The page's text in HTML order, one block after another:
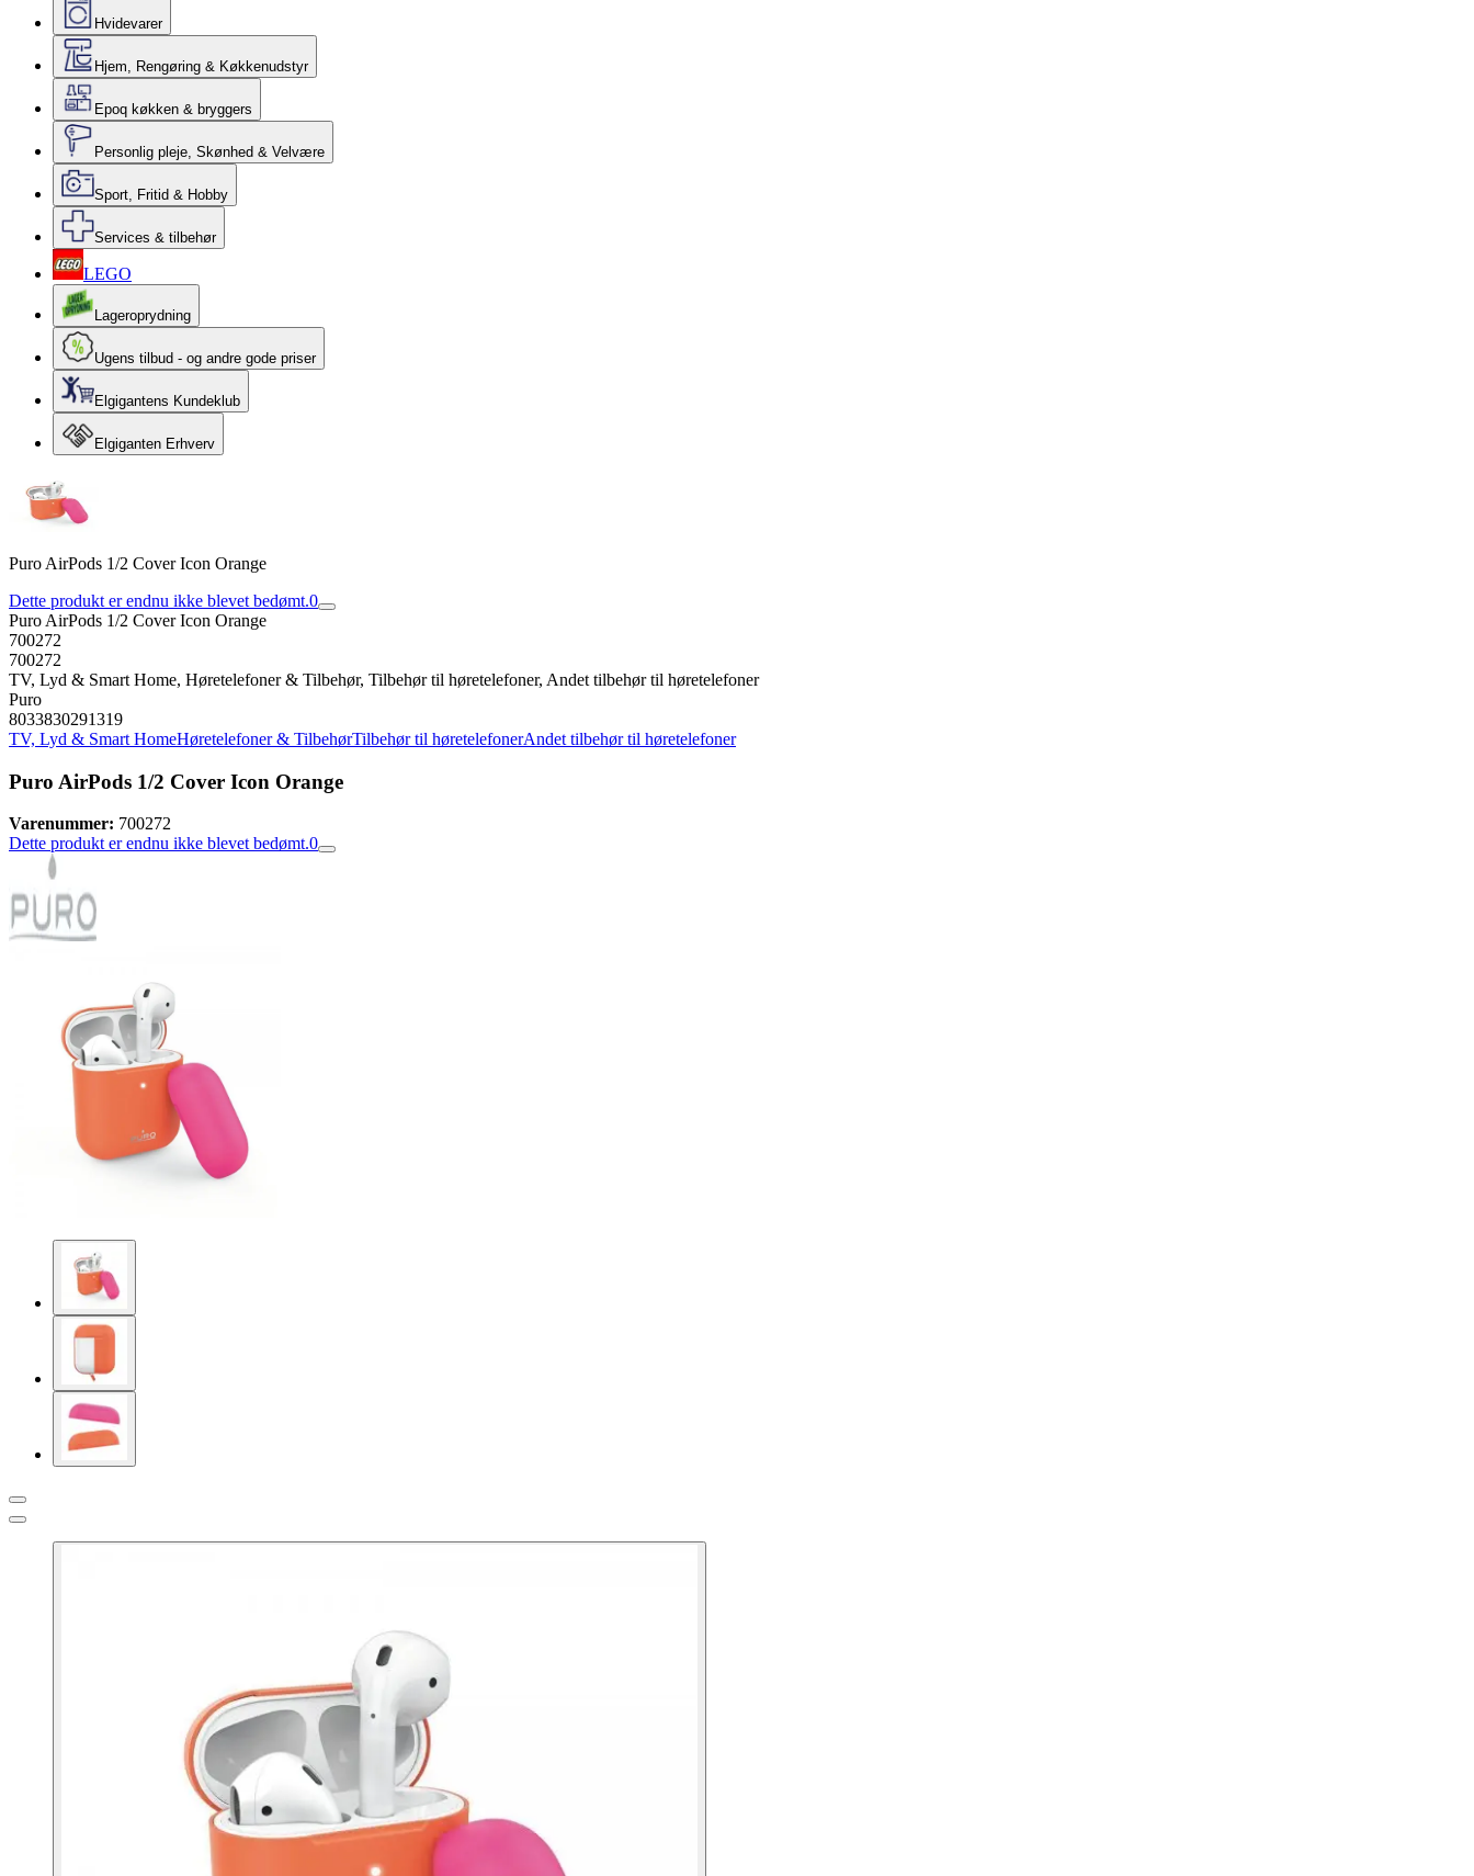
Hvidevarer
Hjem, Rengøring & Køkkenudstyr
Epoq køkken & bryggers
Personlig pleje, Skønhed & Velvære
Sport, Fritid & Hobby
Services & tilbehør
LEGO
Lageroprydning
Ugens tilbud - og andre gode priser
Elgigantens Kundeklub
Elgiganten Erhverv
Puro AirPods 1/2 Cover Icon Orange
Dette produkt er endnu ikke blevet bedømt.0
Puro AirPods 1/2 Cover Icon Orange
700272
700272
TV, Lyd & Smart Home, Høretelefoner & Tilbehør, Tilbehør til høretelefoner, Andet tilbehør til høretelefoner
Puro
8033830291319
TV, Lyd & Smart HomeHøretelefoner & TilbehørTilbehør til høretelefonerAndet tilbehør til høretelefoner
Puro AirPods 1/2 Cover Icon Orange
Varenummer: 700272
Dette produkt er endnu ikke blevet bedømt.0